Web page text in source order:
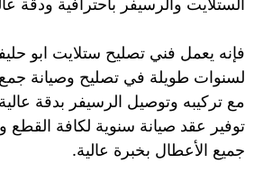
الستلايت والرسيفر باحترافية ودقة
فإنه يعمل فني تصليح ستلايت ابو
لسنوات طويلة في تصليح وصيانة جمع
مع تركيبه وتوصيل الرسيفر بدقة
توفير عقد صيانة سنوية لكافة القطع
جميع الأعطال بخبرة عالية.